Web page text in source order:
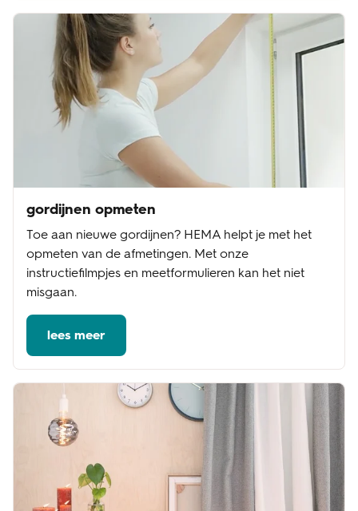
gordijnen opmeten
Toe aan nieuwe gordijnen? HEMA helpt je met het
opmeten van de afmetingen. Met onze
instructiefilmpjes en meetformulieren kan het niet
misgaan.
lees meer